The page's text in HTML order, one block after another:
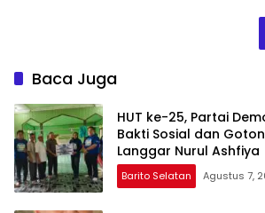
Baca Juga
HUT ke-25, Partai
Bakti Sosial dan
Langgar Nurul Ashfiya
Barito Selatan Agustus 7,